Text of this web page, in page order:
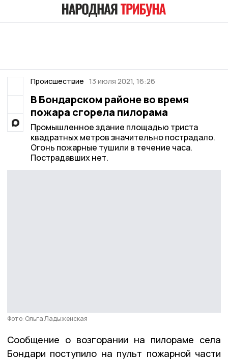
Происшествие 13 июля 2021, 16:26
В Бондарском районе во время
пожара сгорела пилорама
Промышленное здание площадью триста
квадратных метров значительно пострадало.
Огонь пожарные тушили в течение часа.
Пострадавших нет.
Фото: Ольга Ладыженская
Сообщение о возгорании на пилораме села
Бондари поступило на пульт пожарной части